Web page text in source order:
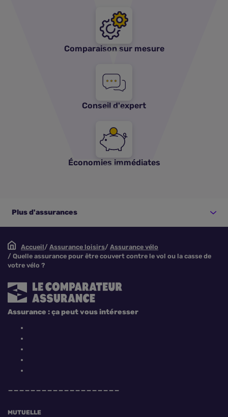
Comparaison sur mesure
Conseil d'expert
Économies immédiates
Plus d'assurances
Accueil Assurance loisirs
Assurance vélo
Quelle assurance pour être couvert contre le vol ou la casse de
votre vélo ?
MUTUELLE
Assurance : ça peut vous intéresser